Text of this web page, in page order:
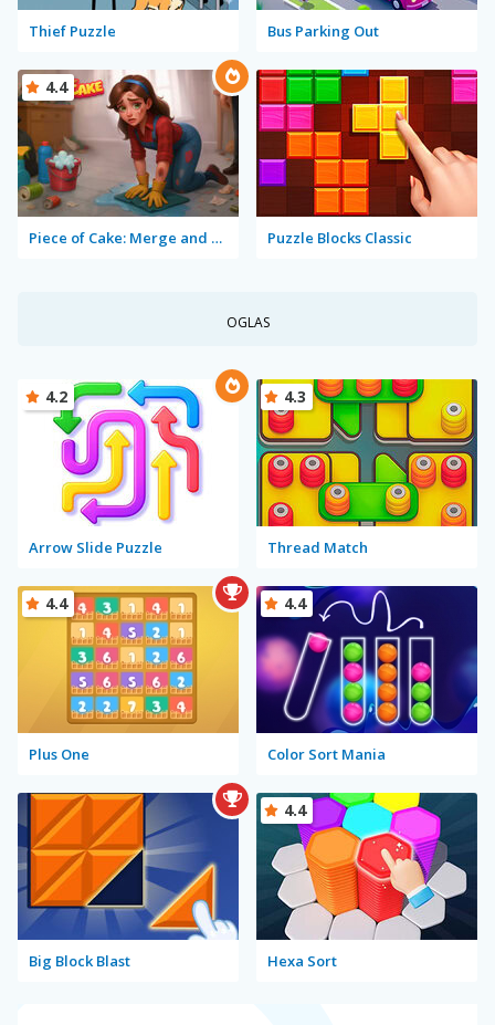
Thief Puzzle Bus Parking Out
Piece of Cake: Merge and Bake
4.4
Puzzle Blocks Classic
OGLAS
Arrow Slide Puzzle
4.2
Thread Match
4.3
Plus One
4.4
Color Sort Mania
4.4
Big Block Blast Hexa Sort
4.4